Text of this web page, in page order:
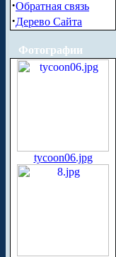
·Обратная связь
·Дерево Сайта
Фотографии
tycoon06.jpg